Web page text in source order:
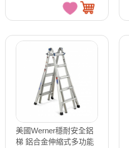
美國Werner穩耐安全鋁
梯 鋁合金伸縮式多功能